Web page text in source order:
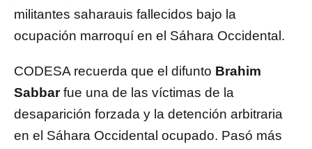
militantes saharauis fallecidos bajo la
ocupación marroquí en el Sáhara Occidental.
CODESA recuerda que el difunto Brahim
Sabbarfue una de las víctimas de la
desaparición forzada y la detención arbitraria
en el Sáhara Occidental ocupado. Pasó más